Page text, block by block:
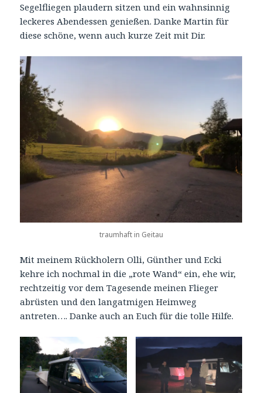
Segelfliegen plaudern sitzen und ein wahnsinnig
leckeres Abendessen genießen. Danke Martin für
diese schöne, wenn auch kurze Zeit mit Dir.
traumhaft in Geitau
Mit meinem Rückholern Olli, Günther und Ecki
kehre ich nochmal in die „rote Wand“ ein, ehe wir,
rechtzeitig vor dem Tagesende meinen Flieger
abrüsten und den langatmigen Heimweg
antreten…. Danke auch an Euch für die tolle Hilfe.